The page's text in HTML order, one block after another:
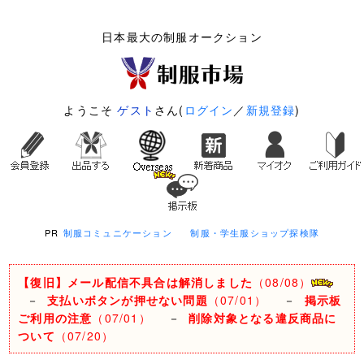
日本最大の制服オークション
ようこそゲスト さん( ログイン ／ 新規登録)
PR 制服コミュニケーション 制服・学生服ショップ探検隊
【復旧】メール配信不具合は解消しました （08/08）
－支払いボタンが押せない問題 （07/01） － 掲示板
ご利用の注意 （07/01） －削除対象となる違反商品に
ついて （07/20）